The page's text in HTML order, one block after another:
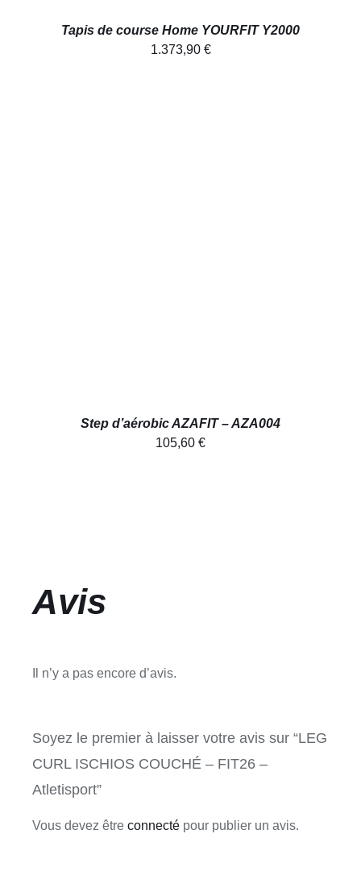
Tapis de course Home YOURFIT Y2000
1.373,90 €
Step d’aérobic AZAFIT – AZA004
105,60 €
Avis
Il n’y a pas encore d’avis.
Soyez le premier à laisser votre avis sur “LEG
CURL ISCHIOS COUCHÉ – FIT26 –
Atletisport”
Vous devez être connectépour publier un avis.